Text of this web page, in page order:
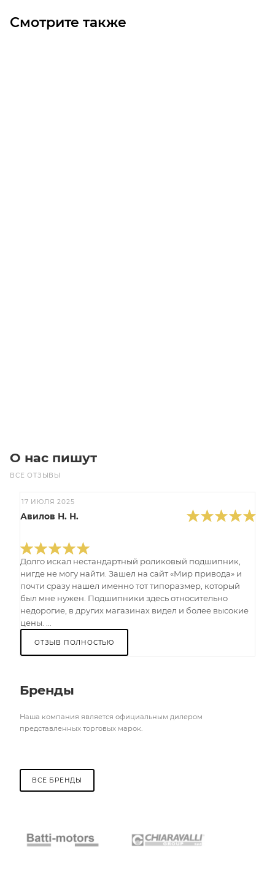
Смотрите также
О нас пишут
ВСЕ ОТЗЫВЫ
17 ИЮЛЯ 2025
Авилов Н. Н.
Долго искал нестандартный роликовый подшипник,
нигде не могу найти. Зашел на сайт «Мир привода» и
почти сразу нашел именно тот типоразмер, который
был мне нужен. Подшипники здесь относительно
недорогие, в других магазинах видел и более высокие
цены. ...
ОТЗЫВ ПОЛНОСТЬЮ
Бренды
Наша компания является официальным дилером
представленных торговых марок.
ВСЕ БРЕНДЫ